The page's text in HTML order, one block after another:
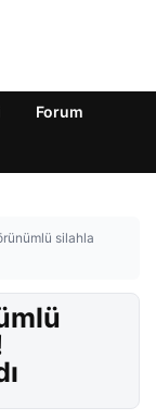
Forum
silahla